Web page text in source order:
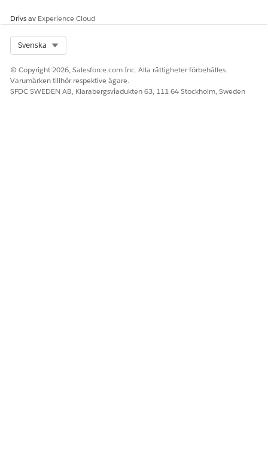
Drivs av Experience Cloud
Svenska
© Copyright 2026, Salesforce.com Inc. Alla rättigheter förbehålles.
Varumärken tillhör respektive ägare.
SFDC SWEDEN AB, Klarabergsviadukten 63, 111 64 Stockholm, Sweden